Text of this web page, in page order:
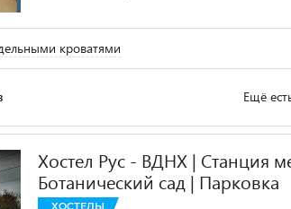
кроватями
Ещё
Хостел Рус - ВДНХ | Станция
Ботанический сад | Парковка
ХОСТЕЛЫ